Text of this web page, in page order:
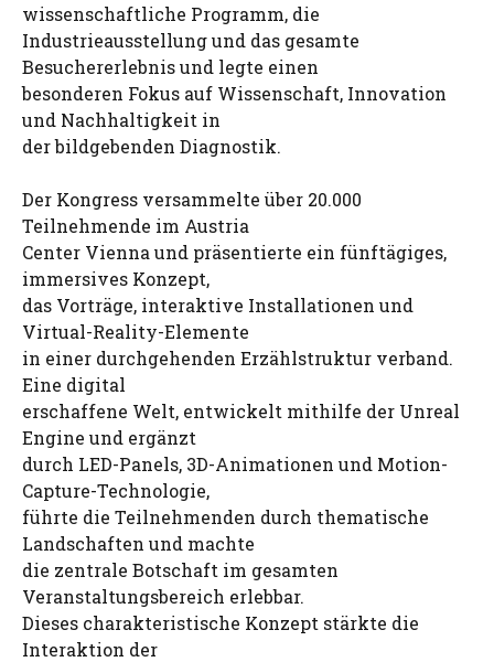
wissenschaftliche Programm, die
Industrieausstellung und das gesamte
Besuchererlebnis und legte einen
besonderen Fokus auf Wissenschaft, Innovation
und Nachhaltigkeit in
der bildgebenden Diagnostik.
Der Kongress versammelte über 20.000
Teilnehmende im Austria
Center Vienna und präsentierte ein fünftägiges,
immersives Konzept,
das Vorträge, interaktive Installationen und
Virtual-Reality-Elemente
in einer durchgehenden Erzählstruktur verband.
Eine digital
erschaffene Welt, entwickelt mithilfe der Unreal
Engine und ergänzt
durch LED-Panels, 3D-Animationen und Motion-
Capture-Technologie,
führte die Teilnehmenden durch thematische
Landschaften und machte
die zentrale Botschaft im gesamten
Veranstaltungsbereich erlebbar.
Dieses charakteristische Konzept stärkte die
Interaktion der